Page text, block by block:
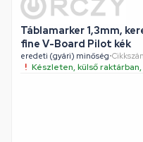
Táblamarker 1,3mm,
fine V-Board Pilot kék
eredeti (gyári) minőség•
Készleten, külső